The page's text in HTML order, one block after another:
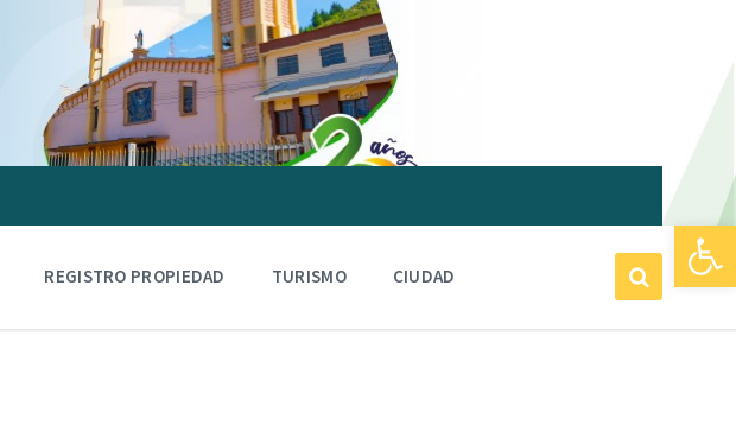
Abrir barra de herramientas
REGISTRO PROPIEDAD TURISMO CIUDAD